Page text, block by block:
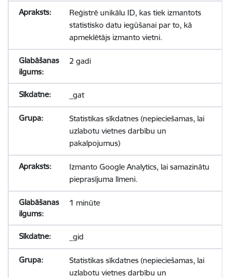
Reģistrē unikālu ID, kas tiek izmantots
statistisko datu iegūšanai par to, kā
apmeklētājs izmanto vietni.
2 gadi
_gat
Statistikas sīkdatnes (nepieciešamas, lai
uzlabotu vietnes darbību un
pakalpojumus)
Izmanto Google Analytics, lai samazinātu
pieprasījuma līmeni.
1 minūte
_gid
Statistikas sīkdatnes (nepieciešamas, lai
uzlabotu vietnes darbību un